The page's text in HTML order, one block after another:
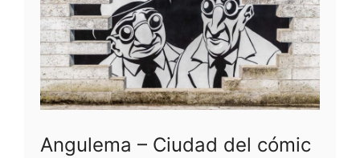
Angulema – Ciudad del cómic